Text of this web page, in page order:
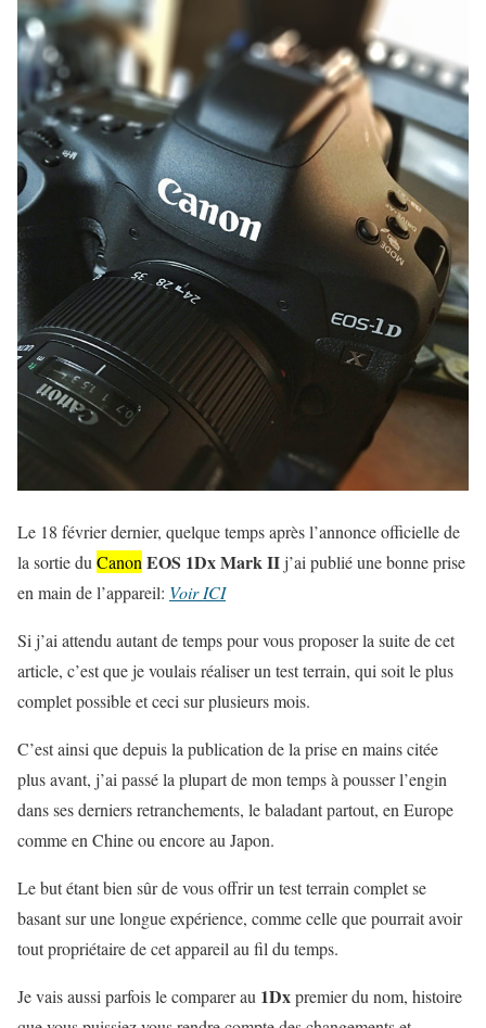
Le 18 février dernier, quelque temps après l’annonce officielle de
la sortie duCanonEOS 1Dx Mark IIj’ai publié une bonne prise
en main de l’appareil: Voir ICI
Si j’ai attendu autant de temps pour vous proposer la suite de cet
article, c’est que je voulais réaliser un test terrain, qui soit le plus
complet possible et ceci sur plusieurs mois.
C’est ainsi que depuis la publication de la prise en mains citée
plus avant, j’ai passé la plupart de mon temps à pousser l’engin
dans ses derniers retranchements, le baladant partout, en Europe
comme en Chine ou encore au Japon.
Le but étant bien sûr de vous offrir un test terrain complet se
basant sur une longue expérience, comme celle que pourrait avoir
tout propriétaire de cet appareil au fil du temps.
Je vais aussi parfois le comparer au 1Dxpremier du nom, histoire